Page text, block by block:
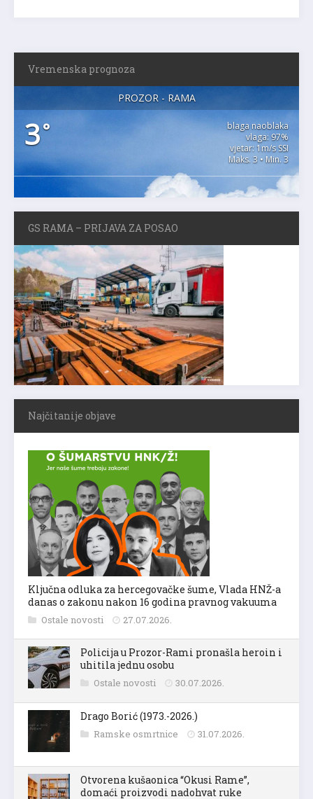
Vremenska prognoza
PROZOR - RAMA
3°
blaga naoblaka
vlaga: 97%
vjetar: 1m/s SSI
Maks. 3 • Min. 3
GS RAMA – PRIJAVA ZA POSAO
Najčitanije objave
Ključna odluka za hercegovačke šume, Vlada HNŽ-a
danas o zakonu nakon 16 godina pravnog vakuuma
Ostale novosti 27.07.2026.
Policija u Prozor-Rami pronašla heroin i
uhitila jednu osobu
Ostale novosti 30.07.2026.
Drago Borić (1973.-2026.)
Ramske osmrtnice 31.07.2026.
Otvorena kušaonica “Okusi Rame”,
domaći proizvodi nadohvat ruke